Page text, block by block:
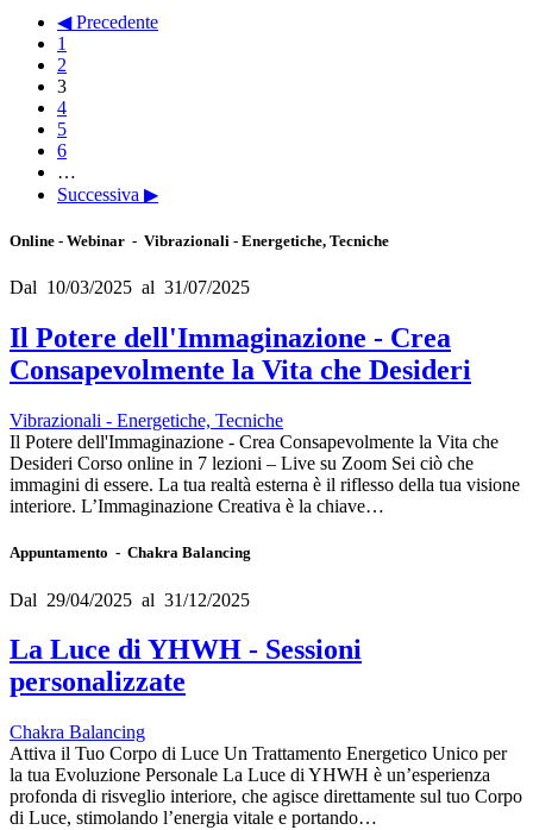
◀ Precedente
1
2
3
4
5
6
…
Successiva ▶
Online - Webinar - Vibrazionali - Energetiche, Tecniche
Dal 10/03/2025 al 31/07/2025
Il Potere dell'Immaginazione - Crea
Consapevolmente la Vita che Desideri
Vibrazionali - Energetiche, Tecniche
Il Potere dell'Immaginazione - Crea Consapevolmente la Vita che
Desideri Corso online in 7 lezioni – Live su Zoom Sei ciò che
immagini di essere. La tua realtà esterna è il riflesso della tua visione
interiore. L’Immaginazione Creativa è la chiave…
Appuntamento - Chakra Balancing
Dal 29/04/2025 al 31/12/2025
La Luce di YHWH - Sessioni
personalizzate
Chakra Balancing
Attiva il Tuo Corpo di Luce Un Trattamento Energetico Unico per
la tua Evoluzione Personale La Luce di YHWH è un’esperienza
profonda di risveglio interiore, che agisce direttamente sul tuo Corpo
di Luce, stimolando l’energia vitale e portando…